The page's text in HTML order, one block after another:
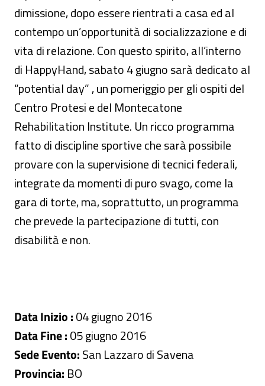
dimissione, dopo essere rientrati a casa ed al
contempo un’opportunità di socializzazione e di
vita di relazione. Con questo spirito, all’interno
di HappyHand, sabato 4 giugno sarà dedicato al
“potential day” , un pomeriggio per gli ospiti del
Centro Protesi e del Montecatone
Rehabilitation Institute. Un ricco programma
fatto di discipline sportive che sarà possibile
provare con la supervisione di tecnici federali,
integrate da momenti di puro svago, come la
gara di torte, ma, soprattutto, un programma
che prevede la partecipazione di tutti, con
disabilità e non.
Data Inizio :04 giugno 2016
Data Fine :05 giugno 2016
Sede Evento:San Lazzaro di Savena
Provincia: BO